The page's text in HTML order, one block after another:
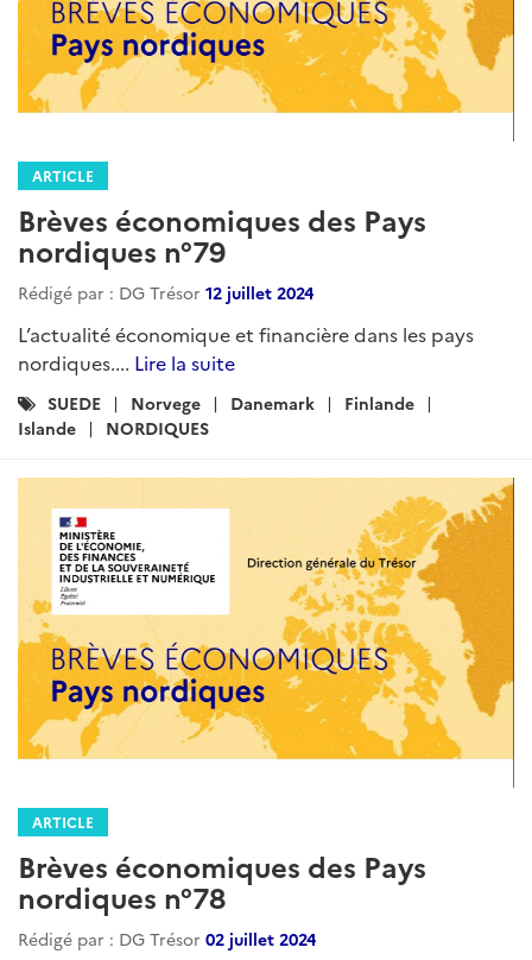
ARTICLE
Brèves économiques des Pays
nordiques n°79
Rédigé par : DG Trésor 12 juillet 2024
L’actualité économique et financière dans les pays
nordiques.... Lire la suite
Catégories
:
SUEDE Norvege Danemark
Finlande
Islande
NORDIQUES
ARTICLE
Brèves économiques des Pays
nordiques n°78
Rédigé par : DG Trésor 02 juillet 2024